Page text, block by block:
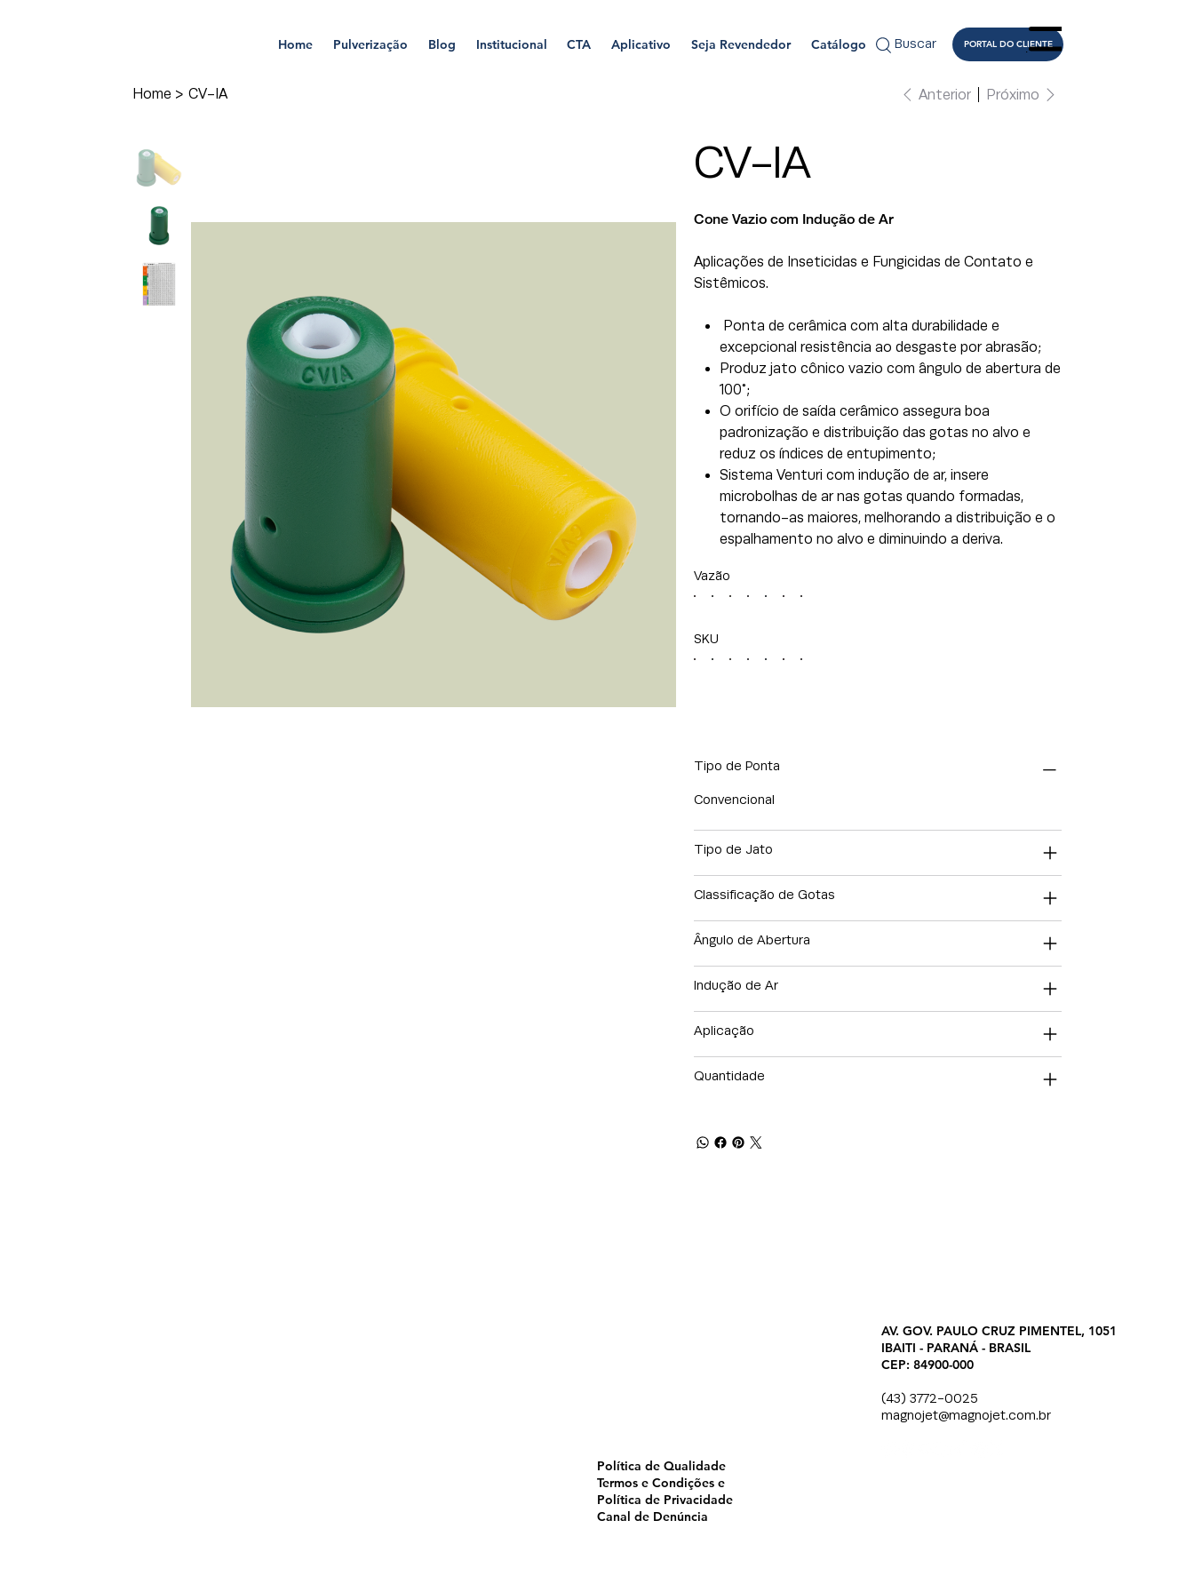
Home Pulverização Blog Institucional CTA Aplicativo Seja Revendedor Catálogo Buscar PORTAL DO CLIENTE
Menu
Home > CV-IA Anterior Próximo
CV-IA
Cone Vazio com Indução de Ar
Aplicações de Inseticidas e Fungicidas de Contato e
Sistêmicos.
Ponta de cerâmica com alta durabilidade e
excepcional resistência ao desgaste por abrasão;
Produz jato cônico vazio com ângulo de abertura de
100°;
O orifício de saída cerâmico assegura boa
padronização e distribuição das gotas no alvo e
reduz os índices de entupimento;
Sistema Venturi com indução de ar, insere
microbolhas de ar nas gotas quando formadas,
tornando-as maiores, melhorando a distribuição e o
espalhamento no alvo e diminuindo a deriva.
Vazão
SKU
Tipo de Ponta
Convencional
Tipo de Jato
Classificação de Gotas
Ângulo de Abertura
Indução de Ar
Aplicação
Quantidade
Política de Qualidade
Termos e Condições e
Política de Privacidade
Canal de Denúncia
AV. GOV. PAULO CRUZ PIMENTEL, 1051
IBAITI - PARANÁ - BRASIL
CEP: 84900-000
(43) 3772-0025
magnojet@magnojet.com.br